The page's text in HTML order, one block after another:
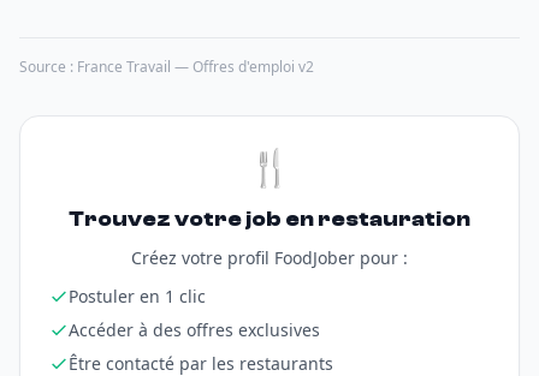
Source : France Travail — Offres d'emploi v2
🍴
Trouvez votre job en restauration
Créez votre profil FoodJober pour :
Postuler en 1 clic
Accéder à des offres exclusives
Être contacté par les restaurants